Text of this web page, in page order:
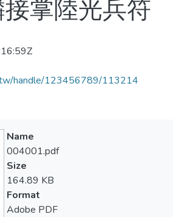
掌陸光兵符
handle/123456789/113214
Name
004001.pdf
Size
164.89 KB
Format
Adobe PDF